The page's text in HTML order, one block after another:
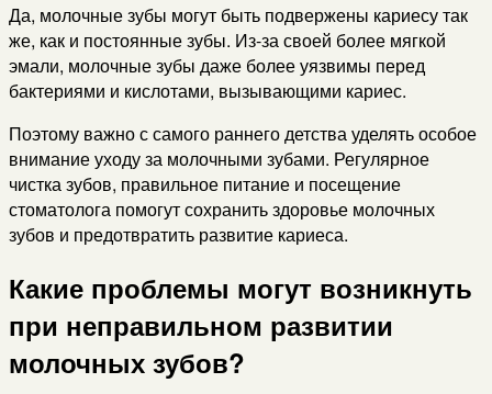
Да, молочные зубы могут быть подвержены кариесу так
же, как и постоянные зубы. Из-за своей более мягкой
эмали, молочные зубы даже более уязвимы перед
бактериями и кислотами, вызывающими кариес.
Поэтому важно с самого раннего детства уделять особое
внимание уходу за молочными зубами. Регулярное
чистка зубов, правильное питание и посещение
стоматолога помогут сохранить здоровье молочных
зубов и предотвратить развитие кариеса.
Какие проблемы могут возникнуть
при неправильном развитии
молочных зубов?